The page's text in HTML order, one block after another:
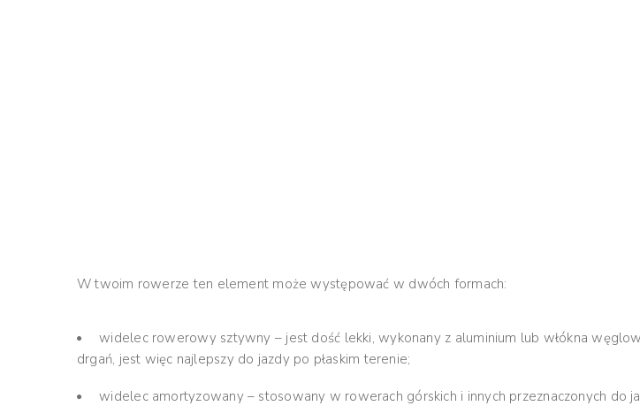
W twoim rowerze ten element może występować w dwóch formach:
widelec rowerowy sztywny – jest dość lekki, wykonany z aluminium lub włókna
drgań, jest więc najlepszy do jazdy po płaskim terenie;
widelec amortyzowany – stosowany w rowerach górskich i innych przeznaczonych do